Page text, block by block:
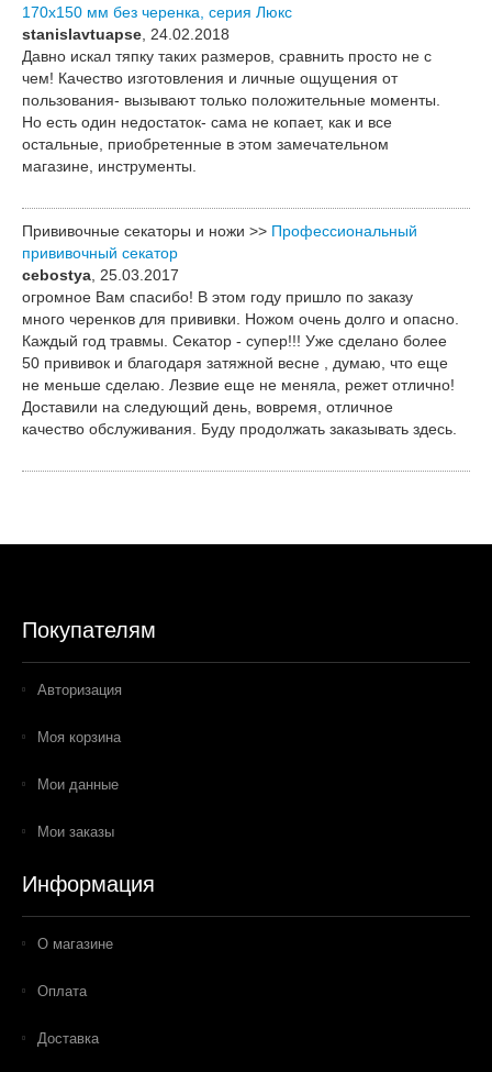
170х150 мм без черенка, серия Люкс
stanislavtuapse , 24.02.2018
Давно искал тяпку таких размеров, сравнить просто не с
чем! Качество изготовления и личные ощущения от
пользования- вызывают только положительные моменты.
Но есть один недостаток- сама не копает, как и все
остальные, приобретенные в этом замечательном
магазине, инструменты.
Прививочные секаторы и ножи >> Профессиональный
прививочный секатор
cebostya , 25.03.2017
огромное Вам спасибо! В этом году пришло по заказу
много черенков для прививки. Ножом очень долго и опасно.
Каждый год травмы. Секатор - супер!!! Уже сделано более
50 прививок и благодаря затяжной весне , думаю, что еще
не меньше сделаю. Лезвие еще не меняла, режет отлично!
Доставили на следующий день, вовремя, отличное
качество обслуживания. Буду продолжать заказывать здесь.
Покупателям
Авторизация
Моя корзина
Мои данные
Мои заказы
Информация
О магазине
Оплата
Доставка